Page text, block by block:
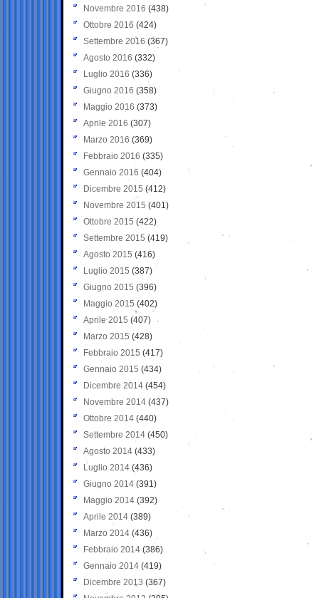
Novembre 2016 (438)
Ottobre 2016 (424)
Settembre 2016 (367)
Agosto 2016 (332)
Luglio 2016 (336)
Giugno 2016 (358)
Maggio 2016 (373)
Aprile 2016 (307)
Marzo 2016 (369)
Febbraio 2016 (335)
Gennaio 2016 (404)
Dicembre 2015 (412)
Novembre 2015 (401)
Ottobre 2015 (422)
Settembre 2015 (419)
Agosto 2015 (416)
Luglio 2015 (387)
Giugno 2015 (396)
Maggio 2015 (402)
Aprile 2015 (407)
Marzo 2015 (428)
Febbraio 2015 (417)
Gennaio 2015 (434)
Dicembre 2014 (454)
Novembre 2014 (437)
Ottobre 2014 (440)
Settembre 2014 (450)
Agosto 2014 (433)
Luglio 2014 (436)
Giugno 2014 (391)
Maggio 2014 (392)
Aprile 2014 (389)
Marzo 2014 (436)
Febbraio 2014 (386)
Gennaio 2014 (419)
Dicembre 2013 (367)